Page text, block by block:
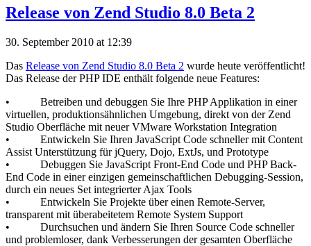
Release von Zend Studio 8.0 Beta 2
30. September 2010 at 12:39
Das Release von Zend Studio 8.0 Beta 2 wurde heute veröffentlicht!
Das Release der PHP IDE enthält folgende neue Features:
• Betreiben und debuggen Sie Ihre PHP Applikation in einer
virtuellen, produktionsähnlichen Umgebung, direkt von der Zend
Studio Oberfläche mit neuer VMware Workstation Integration
• Entwickeln Sie Ihren JavaScript Code schneller mit Content
Assist Unterstützung für jQuery, Dojo, ExtJs, und Prototype
• Debuggen Sie JavaScript Front-End Code und PHP Back-
End Code in einer einzigen gemeinschaftlichen Debugging-Session,
durch ein neues Set integrierter Ajax Tools
• Entwickeln Sie Projekte über einen Remote-Server,
transparent mit überabeitetem Remote System Support
• Durchsuchen und ändern Sie Ihren Source Code schneller
und problemloser, dank Verbesserungen der gesamten Oberfläche